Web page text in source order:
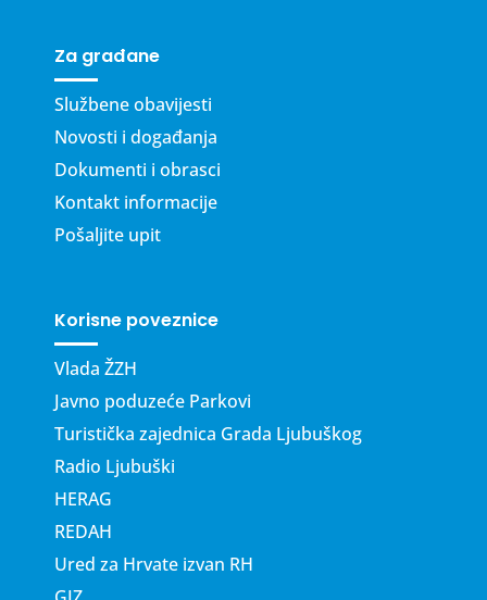
Za građane
Službene obavijesti
Novosti i događanja
Dokumenti i obrasci
Kontakt informacije
Pošaljite upit
Korisne poveznice
Vlada ŽZH
Javno poduzeće Parkovi
Turistička zajednica Grada Ljubuškog
Radio Ljubuški
HERAG
REDAH
Ured za Hrvate izvan RH